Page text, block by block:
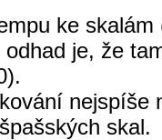
ke
odhad je, že
nejspíše
skal.